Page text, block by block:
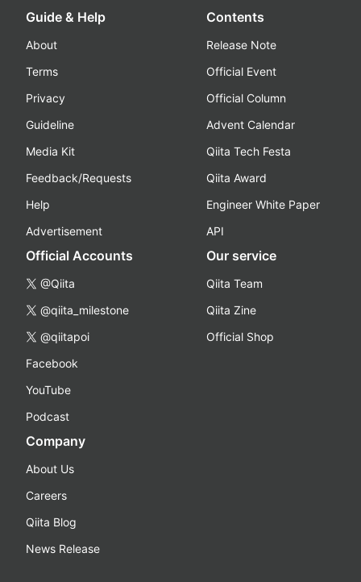
Guide & Help
About
Terms
Privacy
Guideline
Media Kit
Feedback/Requests
Help
Advertisement
Contents
Release Note
Official Event
Official Column
Advent Calendar
Qiita Tech Festa
Qiita Award
Engineer White Paper
API
Official Accounts
@Qiita
@qiita_milestone
@qiitapoi
Facebook
YouTube
Podcast
Our service
Qiita Team
Qiita Zine
Official Shop
Company
About Us
Careers
Qiita Blog
News Release